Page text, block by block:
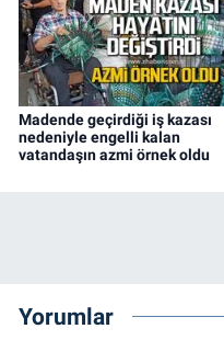
Madende geçirdiği iş kazası
nedeniyle engelli kalan
vatandaşın azmi örnek oldu
Yorumlar